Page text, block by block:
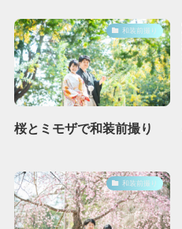
和装前撮り
桜とミモザで和装前撮り
和装前撮り